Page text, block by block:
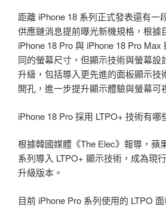
距離 iPhone 18 系列正式發表還有一
供應鏈消息提前曝光新機規格，根據
iPhone 18 Pro 與 iPhone 18 Pro
同的螢幕尺寸，但顯示技術與螢幕設
升級，包括導入更先進的面板顯示技
開孔，進一步提升顯示體驗與螢幕可
iPhone 18 Pro 採用 LTPO+ 技術有哪
根據韓國媒體《The Elec》報導，蘋
系列導入 LTPO+ 顯示技術，成為現
升級版本。
目前 iPhone Pro 系列使用的 LTPO